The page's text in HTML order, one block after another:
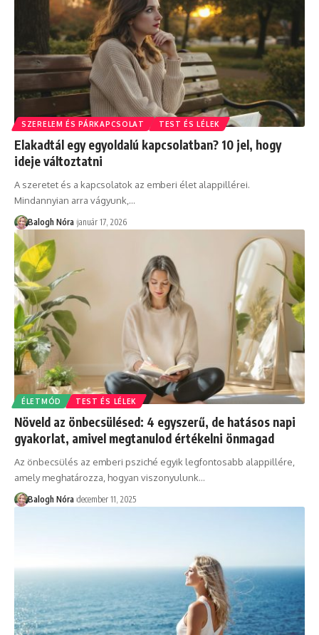
SZERELEM ÉS PÁRKAPCSOLAT TEST ÉS LÉLEK
Elakadtál egy egyoldalú kapcsolatban? 10 jel, hogy
ideje változtatni
A szeretet és a kapcsolatok az emberi élet alappillérei.
Mindannyian arra vágyunk,…
Balogh Nóra január 17, 2026
ÉLETMÓD TEST ÉS LÉLEK
Növeld az önbecsülésed: 4 egyszerű, de hatásos napi
gyakorlat, amivel megtanulod értékelni önmagad
Az önbecsülés az emberi psziché egyik legfontosabb alappillére,
amely meghatározza, hogyan viszonyulunk…
Balogh Nóra december 11, 2025